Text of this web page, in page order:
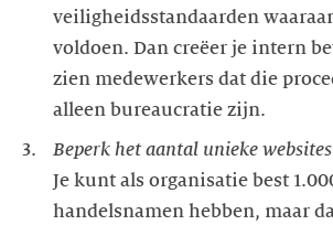
veiligheidsstandaarden
voldoen. Dan creëer je intern
zien medewerkers dat die
Je kunt als organisatie best
handelsnamen hebben, maar